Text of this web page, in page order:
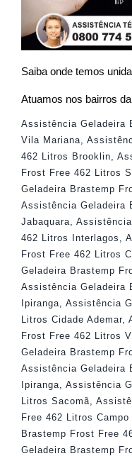
Saiba onde temos
Atuamos nos bairros
Assistência Geladeira
Vila Mariana
462 Litros Brooklin
Frost Free 462 Litros
Geladeira Brastemp
Assistência Geladeira
Jabaquara
462 Litros Interlagos
Frost Free 462 Litros
Geladeira Brastemp
Assistência Geladeira
Ipiranga
Assistência
Litros Cidade Ademar,
Frost Free 462 Litros
Geladeira Brastemp
Assistência Geladeira
Ipiranga
Assistência
Litros Sacomã
Free 462 Litros Campo
Brastemp Frost Free
Geladeira Brastemp